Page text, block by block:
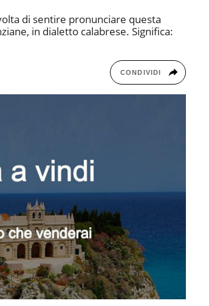
di sentire pronunciare questa
in dialetto calabrese. Significa:
CONDIVIDI